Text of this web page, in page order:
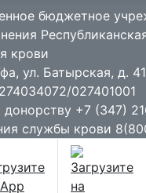
бюджетное
крови
ул. Батырская, д.
027401001
+7 (347)
службы крови